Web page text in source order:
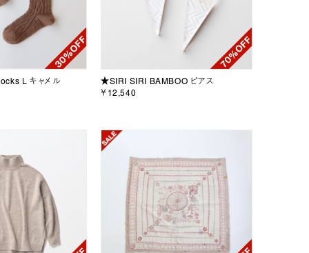
L キャメル
★SIRI SIRI BAMBOO ピアス
￥12,540